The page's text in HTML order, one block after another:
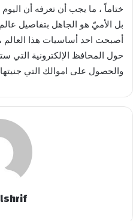
ختاماً ، ما يجب أن تعرفه أن
بل الأميّ هو الجاهل بتفاصيل عالم
أصبحت احد أساسيات هذا العالم
حول المحافظ الإلكترونية التي
والحصول على اموالك التي